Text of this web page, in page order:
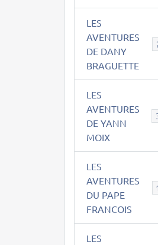
LES
AVENTURES
DE DANY
BRAGUETTE
LES
AVENTURES
DE YANN
MOIX
LES
AVENTURES
DU PAPE
FRANCOIS
LES